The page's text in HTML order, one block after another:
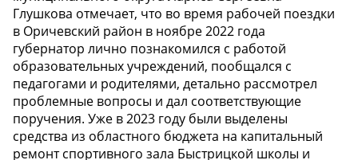
Глушкова отмечает, что во время рабочей поездки
в Оричевский район в ноябре 2022 года
губернатор лично познакомился с работой
образовательных учреждений, пообщался с
педагогами и родителями, детально рассмотрел
проблемные вопросы и дал соответствующие
поручения. Уже в 2023 году были выделены
средства из областного бюджета на капитальный
ремонт спортивного зала Быстрицкой школы и